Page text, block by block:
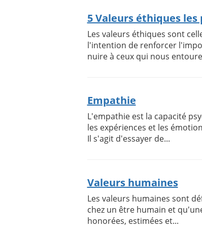
5 Valeurs éthiques
Les valeurs éthiques sont
l'intention de renforcer
nuire à ceux qui nous
Empathie
L'empathie est la capacité
les expériences et les
Il s'agit d'essayer de...
Valeurs humaines
Les valeurs humaines sont
chez un être humain et
honorées, estimées et...